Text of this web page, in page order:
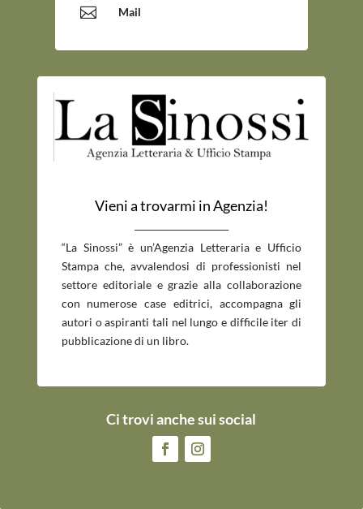
 Mail
Vieni a trovarmi in Agenzia!
“La Sinossi” è un’Agenzia Letteraria e Ufficio
Stampa che, avvalendosi di professionisti nel
settore editoriale e grazie alla collaborazione
con numerose case editrici, accompagna gli
autori o aspiranti tali nel lungo e difficile iter di
pubblicazione di un libro.
Ci trovi anche sui social